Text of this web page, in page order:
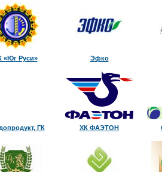
«Юг Руси» Эфко
ГК ХК ФАЭТОН